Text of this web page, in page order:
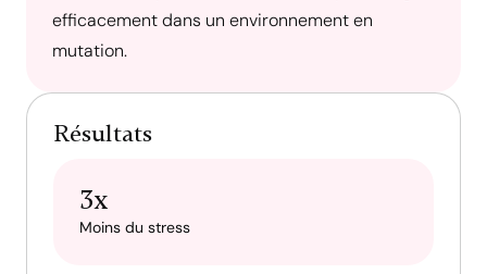
efficacement dans un environnement en
mutation.
Résultats
3x
Moins du stress